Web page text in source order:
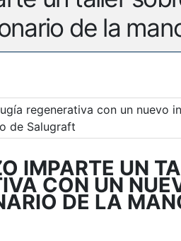
de la
IMPARTE UN
CON UN
DE LA